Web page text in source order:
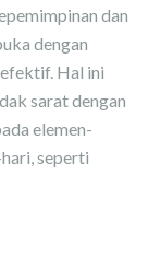
dan
dengan
Hal ini
sarat dengan
elemen-
seperti